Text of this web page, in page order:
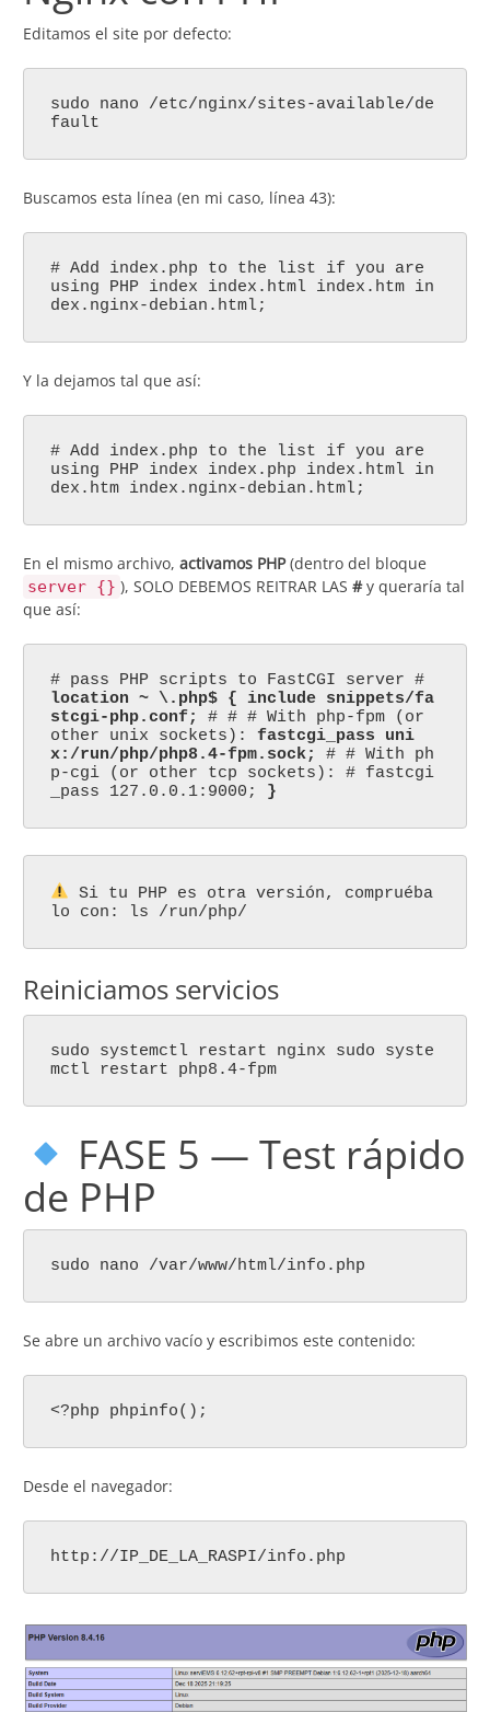
Editamos el site por defecto:
sudo nano /etc/nginx/sites-available/de
fault
Buscamos esta línea (en mi caso, línea 43):
# Add index.php to the list if you are
using PHP index index.html index.htm in
dex.nginx-debian.html;
Y la dejamos tal que así:
# Add index.php to the list if you are
using PHP index index.php index.html in
dex.htm index.nginx-debian.html;
En el mismo archivo, activamos PHP(dentro del bloque
server {} ), SOLO DEBEMOS REITRAR LAS #y queraría tal
que así:
# pass PHP scripts to FastCGI server #
location ~ \.php$ { include snippets/fa
stcgi-php.conf;
# # # With php-fpm (or
other unix sockets): fastcgi_pass uni
x:/run/php/php8.4-fpm.sock;
# # With ph
p-cgi (or other tcp sockets): # fastcgi
_pass 127.0.0.1:9000; }
Si tu PHP es otra versión, compruéba
lo con: ls /run/php/
Reiniciamos servicios
sudo systemctl restart nginx sudo syste
mctl restart php8.4-fpm
FASE 5 — Test rápido
de PHP
sudo nano /var/www/html/info.php
Se abre un archivo vacío y escribimos este contenido:
<?php phpinfo();
Desde el navegador:
http://IP_DE_LA_RASPI/info.php